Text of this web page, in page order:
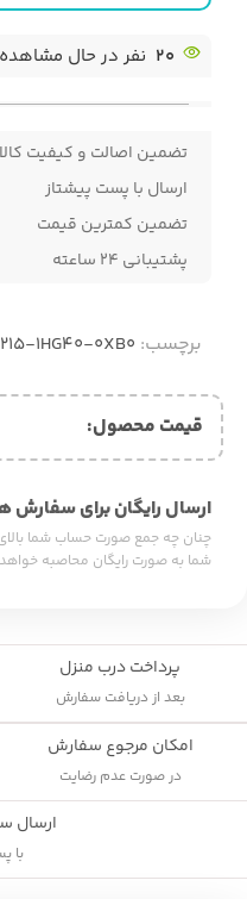
20 نفر در حال
تضمین اصالت و کیفیت کالا
ارسال با پست پیشتاز
تضمین کمترین قیمت
پشتیبانی ۲۴ ساعته
برچسب: 1HG40-0XB0
قیمت محصول:​
ارسال رایگان برای سفارش های
شما به صورت رایگان محاصبه
پرداخت درب منزل
بعد از دریافت سفارش
امکان مرجوع سفارش
در صورت عدم رضایت
ارسال
با